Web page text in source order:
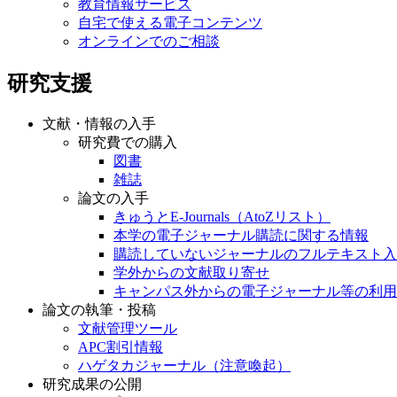
教育情報サービス
自宅で使える電子コンテンツ
オンラインでのご相談
研究支援
文献・情報の入手
研究費での購入
図書
雑誌
論文の入手
きゅうとE-Journals（AtoZリスト）
本学の電子ジャーナル購読に関する情報
購読していないジャーナルのフルテキスト
学外からの文献取り寄せ
キャンパス外からの電子ジャーナル等の利用
論文の執筆・投稿
文献管理ツール
APC割引情報
ハゲタカジャーナル（注意喚起）
研究成果の公開